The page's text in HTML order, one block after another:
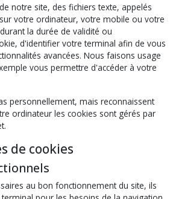
notre site, des fichiers texte, appelés
votre ordinateur, votre mobile ou votre
la durée de validité ou
d'identifier votre terminal afin de vous
avancées. Nous faisons usage
vous permettre d'accéder à votre
personnellement, mais reconnaissent
ordinateur les cookies sont gérés par
de cookies
au bon fonctionnement du site, ils